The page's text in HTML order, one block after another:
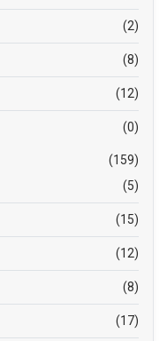
(2)
(8)
(12)
(0)
(159)
(5)
(15)
(12)
(8)
(17)